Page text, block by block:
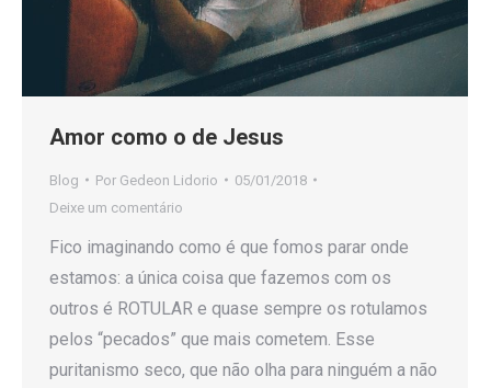
Amor como o de Jesus
Blog Por Gedeon Lidorio
05/01/2018
Deixe um comentário
Fico imaginando como é que fomos parar onde
estamos: a única coisa que fazemos com os
outros é ROTULAR e quase sempre os rotulamos
pelos “pecados” que mais cometem. Esse
puritanismo seco, que não olha para ninguém a não